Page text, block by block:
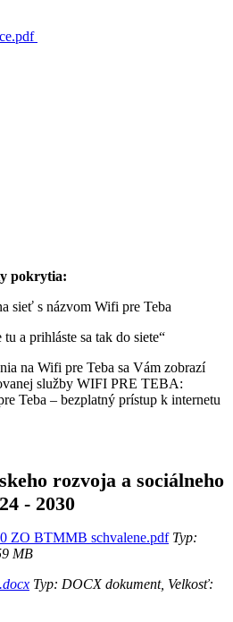
pokrytia:
sieť s názvom Wifi pre Teba
a prihláste sa tak do siete“
na Wifi pre Teba sa Vám zobrazí
služby WIFI PRE TEBA:
Teba – bezplatný prístup k internetu
rozvoja a sociálneho
- 2030
ZO BTMMB schvalene.pdfTyp:
MB
Typ: DOCX dokument, Velkosť: